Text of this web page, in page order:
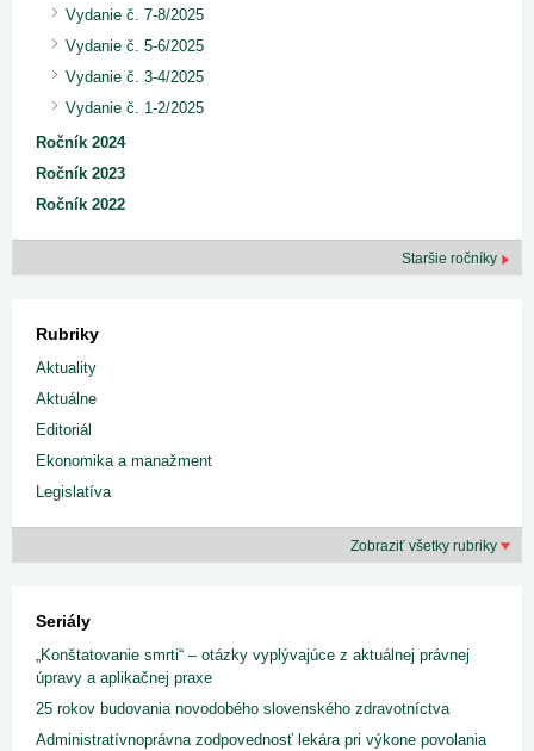
Vydanie č. 7-8/2025
Vydanie č. 5-6/2025
Vydanie č. 3-4/2025
Vydanie č. 1-2/2025
Ročník 2024
Ročník 2023
Ročník 2022
Staršie ročníky
Rubriky
Aktuality
Aktuálne
Editoriál
Ekonomika a manažment
Legislatíva
Zobraziť všetky rubriky
Seriály
„Konštatovanie smrti“ – otázky vyplývajúce z aktuálnej právnej
úpravy a aplikačnej praxe
25 rokov budovania novodobého slovenského zdravotníctva
Administratívnoprávna zodpovednosť lekára pri výkone povolania